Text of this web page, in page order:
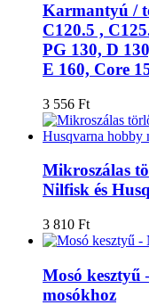
Karmantyú /
C120.5 ,
PG 130, D
E 160, Core
3 556 Ft
Mikroszálas
Nilfisk és
3 810 Ft
Mosó kesztyű
mosókhoz